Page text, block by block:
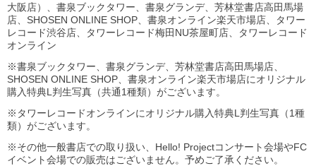
大阪店）、書泉ブックタワー、書泉グランデ、芳林堂書店高田馬場
店、SHOSEN ONLINE SHOP、書泉オンライン楽天市場店、タワー
レコード渋谷店、タワーレコード梅田NU茶屋町店、タワーレコード
オンライン
※書泉ブックタワー、書泉グランデ、芳林堂書店高田馬場店、
SHOSEN ONLINE SHOP、書泉オンライン楽天市場店にオリジナル
購入特典L判生写真（共通1種類）がございます。
※タワーレコードオンラインにオリジナル購入特典L判生写真（1種
類）がございます。
※その他一般書店での取り扱い、Hello! Projectコンサート会場やFC
イベント会場での販売はございません。予めご了承ください。